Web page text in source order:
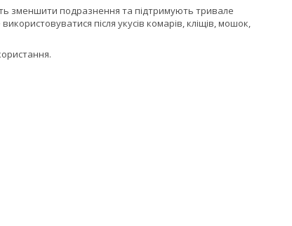
зменшити подразнення та підтримують тривале
після укусів комарів, кліщів, мошок,